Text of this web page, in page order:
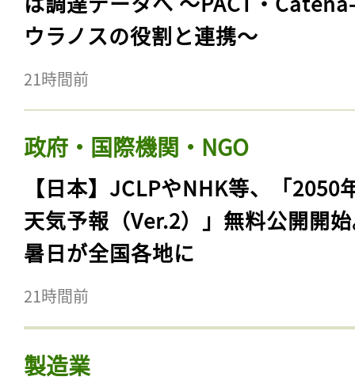
ウラノスの役割と連携〜
21時間前
政府・国際機関・NGO
【日本】JCLPやNHK等、「2050
天気予報（Ver.2）」無料公開開
暑日が全国各地に
21時間前
製造業